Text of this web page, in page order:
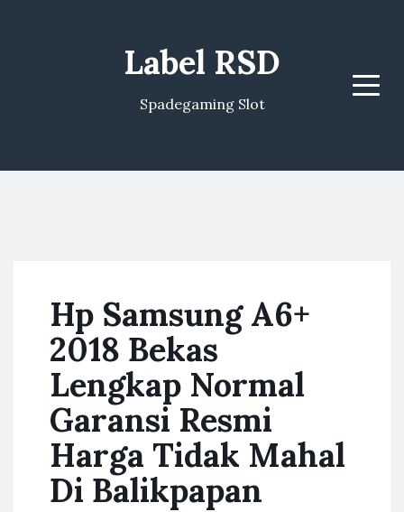
Label RSD
Spadegaming Slot
Menu
Hp Samsung A6+
2018 Bekas
Lengkap Normal
Garansi Resmi
Harga Tidak Mahal
Di Balikpapan